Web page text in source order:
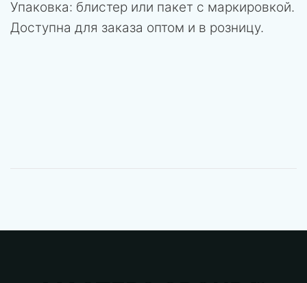
Упаковка: блистер или пакет с маркировкой.
Доступна для заказа оптом и в розницу.